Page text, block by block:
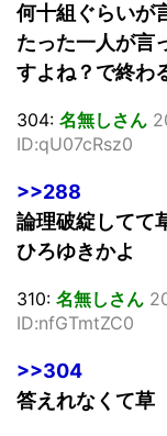
何十組ぐらいが
たった一人が言
すよね？で終わ
304: 名無しさん
ID:qU07cRsz0
>>288
論理破綻してて
ひろゆきかよ
310: 名無しさん
ID:nfGTmtZC0
>>304
答えれなくて草